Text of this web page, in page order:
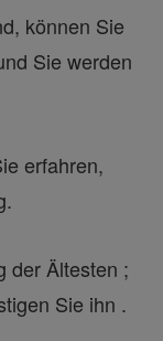
können Sie
Sie werden
erfahren,
der Ältesten ;
Sie ihn .